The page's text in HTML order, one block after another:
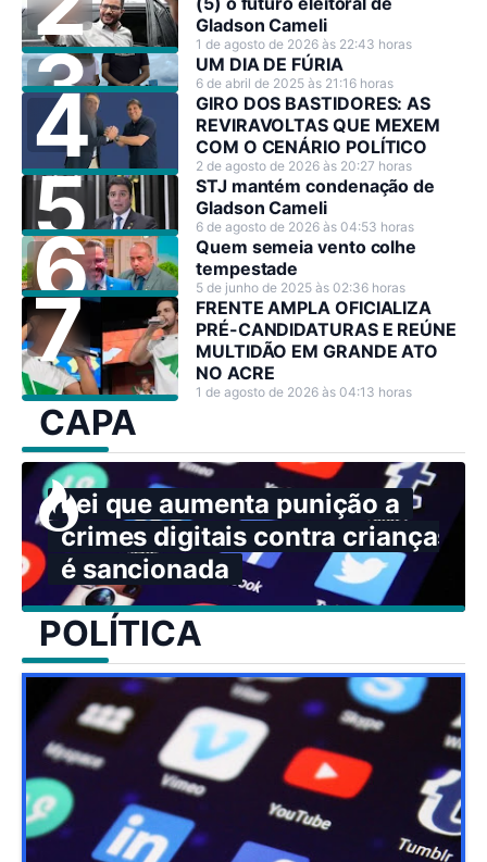
Gladson Cameli
1 de agosto de 2026 às 22:43 horas
UM DIA DE FÚRIA
6 de abril de 2025 às 21:16 horas
GIRO DOS BASTIDORES: AS
REVIRAVOLTAS QUE MEXEM
COM O CENÁRIO POLÍTICO
2 de agosto de 2026 às 20:27 horas
STJ mantém condenação de
Gladson Cameli
6 de agosto de 2026 às 04:53 horas
Quem semeia vento colhe
tempestade
5 de junho de 2025 às 02:36 horas
FRENTE AMPLA OFICIALIZA
PRÉ-CANDIDATURAS E REÚNE
MULTIDÃO EM GRANDE ATO
NO ACRE
1 de agosto de 2026 às 04:13 horas
CAPA
Lei que aumenta punição a
crimes digitais contra crianças
é sancionada
POLÍTICA